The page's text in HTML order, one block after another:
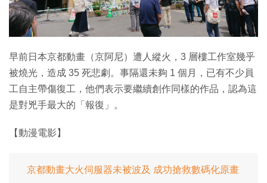
早前日本京都動畫（京阿尼）遭人縱火，3 層樓工作室幾乎
被燒光，造成 35 死悲劇。事隔還未夠 1 個月，已有不少員
工自主帶傷復工，他們表示要繼續創作同樣的作品，認為這
是對兇手最大的「報復」。
【動漫電影】
京都動畫大火伺服器未被波及 成功搶救數碼化原畫